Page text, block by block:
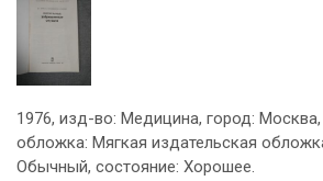
1976, изд-во: Медицина, город: Москва,
обложка: Мягкая издательская
Обычный, состояние: Хорошее.